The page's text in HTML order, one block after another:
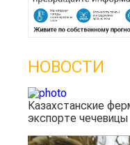
НОВОСТИ
Казахстанские
экспорте чечевицы